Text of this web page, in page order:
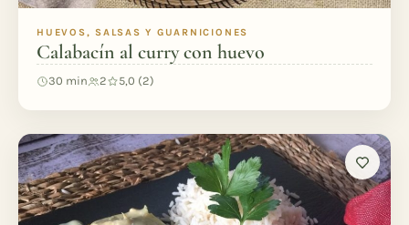
HUEVOS, SALSAS Y GUARNICIONES
Calabacín al curry con huevo
30 min 2 5,0 (2)